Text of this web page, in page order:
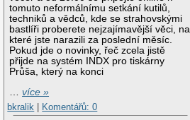
tomuto neformálnímu setkání kutilů,
techniků a vědců, kde se strahovskými
bastlíři proberete nejzajímavější věci, na
které jste narazili za poslední měsíc.
Pokud jde o novinky, řeč zcela jistě
přijde na systém INDX pro tiskárny
Průša, který na konci
…více »
bkralik
Komentářů: 0